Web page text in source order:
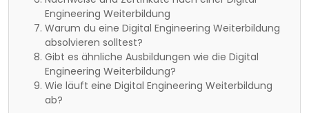
Engineering Weiterbildung
Warum du eine Digital Engineering Weiterbildung
absolvieren solltest?
Gibt es ähnliche Ausbildungen wie die Digital
Engineering Weiterbildung?
Wie läuft eine Digital Engineering Weiterbildung
ab?